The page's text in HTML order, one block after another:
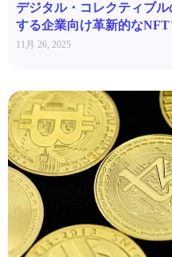
デジタル・コレクティブ
する企業向け革新的な
11月 26, 2025